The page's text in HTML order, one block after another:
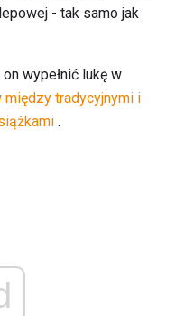
- tak samo jak
wypełnić lukę w
między tradycyjnymi i
.